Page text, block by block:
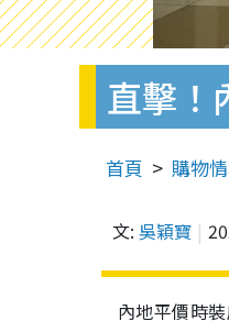
直擊！
首頁 購物
文: 吳穎寶
內地平價時